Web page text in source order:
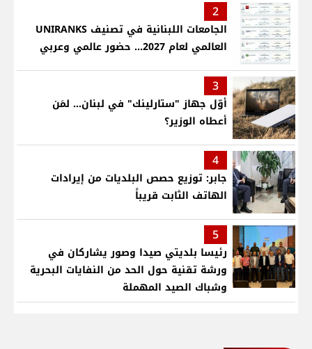
2
الجامعات اللبنانية في تصنيف UNIRANKS
العالمي لعام 2027... حضور عالمي وعربي
3
أوّل جهاز "ستارلينك" في لبنان... لمَن
أعطاه الوزير؟
4
جابر: توزيع حصص البلديات من إيرادات
الهاتف الثابت قريباً
5
رئيسا بلديتي صيدا وصور يشاركان في
ورشة تقنية حول الحد من النفايات البحرية
وشباك الصيد المهملة